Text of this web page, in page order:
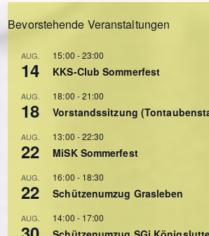
Bevorstehende Veranstaltungen
AUG.
14
15:00 -23:00
KKS-Club Sommerfest
AUG.
18
18:00 -21:00
Vorstandssitzung
AUG.
22
13:00 -22:30
MiSK Sommerfest
AUG.
22
16:00 - 18:30
Schützenumzug Grasleben
AUG. 14:00 - 17:00